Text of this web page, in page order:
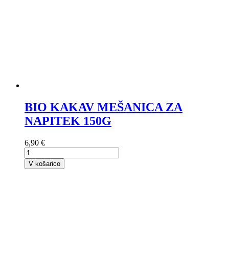
BIO KAKAV MEŠANICA ZA
NAPITEK 150G
6,90 €
V košarico